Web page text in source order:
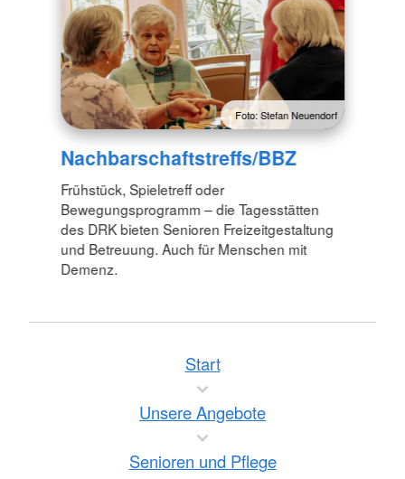
Foto: Stefan Neuendorf
Nachbarschaftstreffs/BBZ
Frühstück, Spieletreff oder
Bewegungsprogramm – die Tagesstätten
des DRK bieten Senioren Freizeitgestaltung
und Betreuung. Auch für Menschen mit
Demenz.
Start
Unsere Angebote
Senioren und Pflege